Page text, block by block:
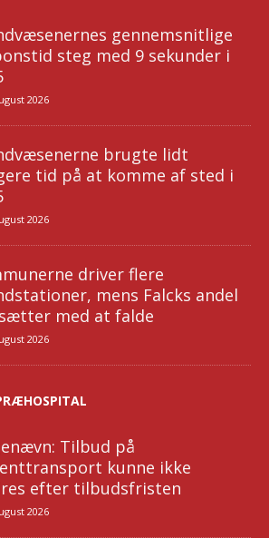
gennemsnitlige
steg med 9 sekunder i
2026
brugte lidt
tid på at komme af sted i
2026
driver flere
mens Falcks andel
med at falde
2026
Tilbud på
kunne ikke
efter tilbudsfristen
2026